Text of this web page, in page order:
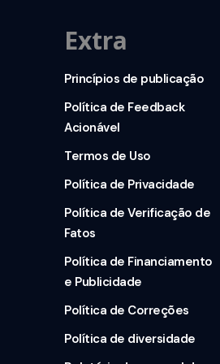
Extra
Princípios de publicação
Política de Feedback
Acionável
Termos de Uso
Política de Privacidade
Política de Verificação de
Fatos
Política de Financiamento
e Publicidade
Política de Correções
Política de diversidade